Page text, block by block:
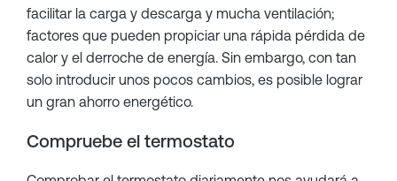
facilitar la carga y descarga y mucha ventilación;
factores que pueden propiciar una rápida pérdida de
calor y el derroche de energía. Sin embargo, con tan
solo introducir unos pocos cambios, es posible lograr
un gran ahorro energético.
Compruebe el termostato